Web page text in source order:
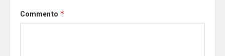
Commento *